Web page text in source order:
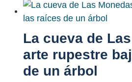
La cueva de
arte rupestre
de un árbol